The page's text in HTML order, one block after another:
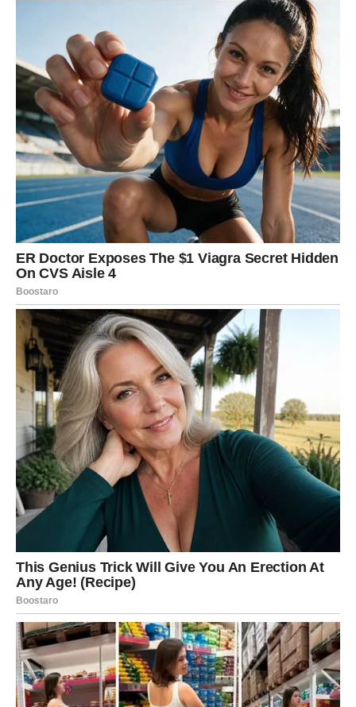
Finansije mogu ići uzlazno kroz dogovor, mali dodatni
posao, ili ideju koja deluje jednostavno, ali u sebi nosi
potencijal da donese veću korist nego što ste mislili.
Poruka sedmice:Ne podcenjujte snagu razgovora –
nekad istina donosi više bogatstva od novca.
RAK
Rakovi do kraja sedmice ulaze u fazu emotivnog
blagostanja, i to je ono najvažnije, jer kada se vaše srce
smiri, vi imate osećaj da možete sve, da možete raditi,
graditi, planirati, jer vas više ne jede iznutra ono što ste
ćutali, potiskivali ili nosili sami.
Mnogi Rakovi dobijaju potvrdu kroz odnose: neko
pokazuje brigu, neko vraća pažnju, neko se seti vas baš
onda kada mislite da ste zaboravljeni, a neko od vas
konačno dobija priznanje da je bio u pravu.
Ovo je period kada se rešava nešto u porodici, kada se
smiruju tenzije, i kada počinjete da verujete da lepi dani
nisu prošlost, već da su sada ispred vas.
Poruka sedmice:Kada prestanete da čuvate sve druge,
Univerzum počinje da čuva vas.
LAV
Lavovi do kraja sedmice počinju da osećaju kako se svet
ponovo okreće u njihovom pravcu, iako možda još uvek
postoji poneka briga ili pitanje, ali ono što se menja je vaš
unutrašnji osećaj, jer se vraća samopouzdanje, vraća se
želja da se pokrenete, da se pokažete, da se usudite.
Moguće je priznanje, pohvala, dobar glas, ili situacija u